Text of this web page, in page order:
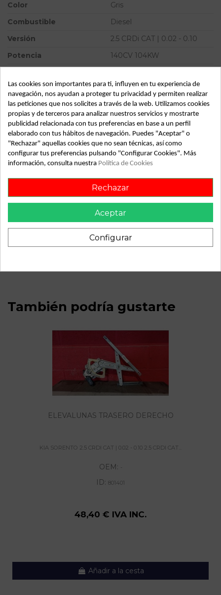
Color
Gris
Combustible
Diesel
Versión
2.5 CRDi CAT | 0.02 - 0.10
Potencia
140CV 104KW
0.02 - 0.10
Tipo vehículo
Turismo
Almacén
49349
SubAlmacén
362
SubSubAlmacén
100028998
2024-02-13
Recambio de elevalunas delantero derecho para kia sorento
2.5 crdi cat | 0.02 - 0.10 2.5 crdi cat | 0.02 - 0.10 referencia
También podría gustarte
ELEVALUNAS TRASERO DERECHO
KIA SORENTO 2.5 CRDI CAT | 0.02 - 0.10 2.5 CRDI CAT...
OEM: -
ID: 801401
48,40 € IVA INC.
Añadir a la cesta
Las cookies son importantes para ti, influyen en tu experiencia de
navegación, nos ayudan a proteger tu privacidad y permiten realizar
las peticiones que nos solicites a través de la web. Utilizamos cookies
propias y de terceros para analizar nuestros servicios y mostrarte
publicidad relacionada con tus preferencias en base a un perfil
elaborado con tus hábitos de navegación. Puedes "Aceptar" o
"Rechazar" aquellas cookies que no sean técnicas, así como
configurar tus preferencias pulsando "Configurar Cookies". Más
información, consulta nuestra Política de Cookies
Rechazar
Aceptar
Configurar